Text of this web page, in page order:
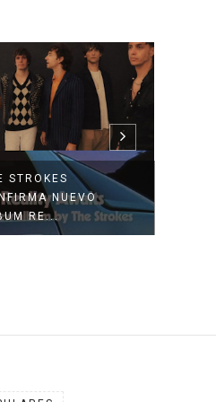
DANIELS
A SU
VO...